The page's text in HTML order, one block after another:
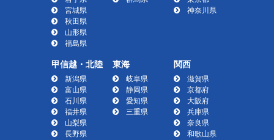
宮城県
秋田県
山形県
福島県
神奈川県
甲信越・北陸
新潟県
富山県
石川県
福井県
山梨県
長野県
東海
岐阜県
静岡県
愛知県
三重県
関西
滋賀県
京都府
大阪府
兵庫県
奈良県
和歌山県